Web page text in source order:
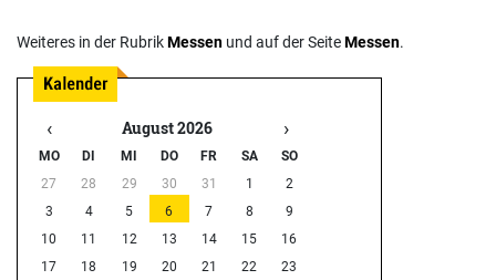
Weiteres in der RubrikMessen und auf der SeiteMessen.
‹ August 2026 ›
MO DI MI DO FR SA
SO
27
28 29 30 31 1
2
3
4 5 6 7 8
9
10
11 12 13 14 15
16
17
18 19 20 21 22
23